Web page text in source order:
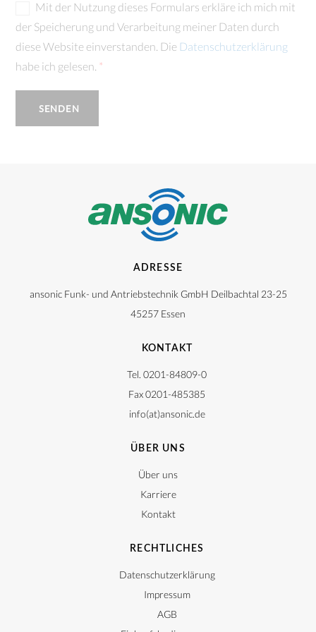
Mit der Nutzung dieses Formulars erkläre ich mich mit
der Speicherung und Verarbeitung meiner Daten durch
diese Website einverstanden. Die Datenschutzerklärung
habe ich gelesen. *
SENDEN
ADRESSE
ansonic Funk- und Antriebstechnik GmbH Deilbachtal 23-25
45257 Essen
KONTAKT
Tel.0201-84809-0
Fax 0201-485385
info(at)ansonic.de
ÜBER UNS
Über uns
Karriere
Kontakt
RECHTLICHES
Datenschutzerklärung
Impressum
AGB